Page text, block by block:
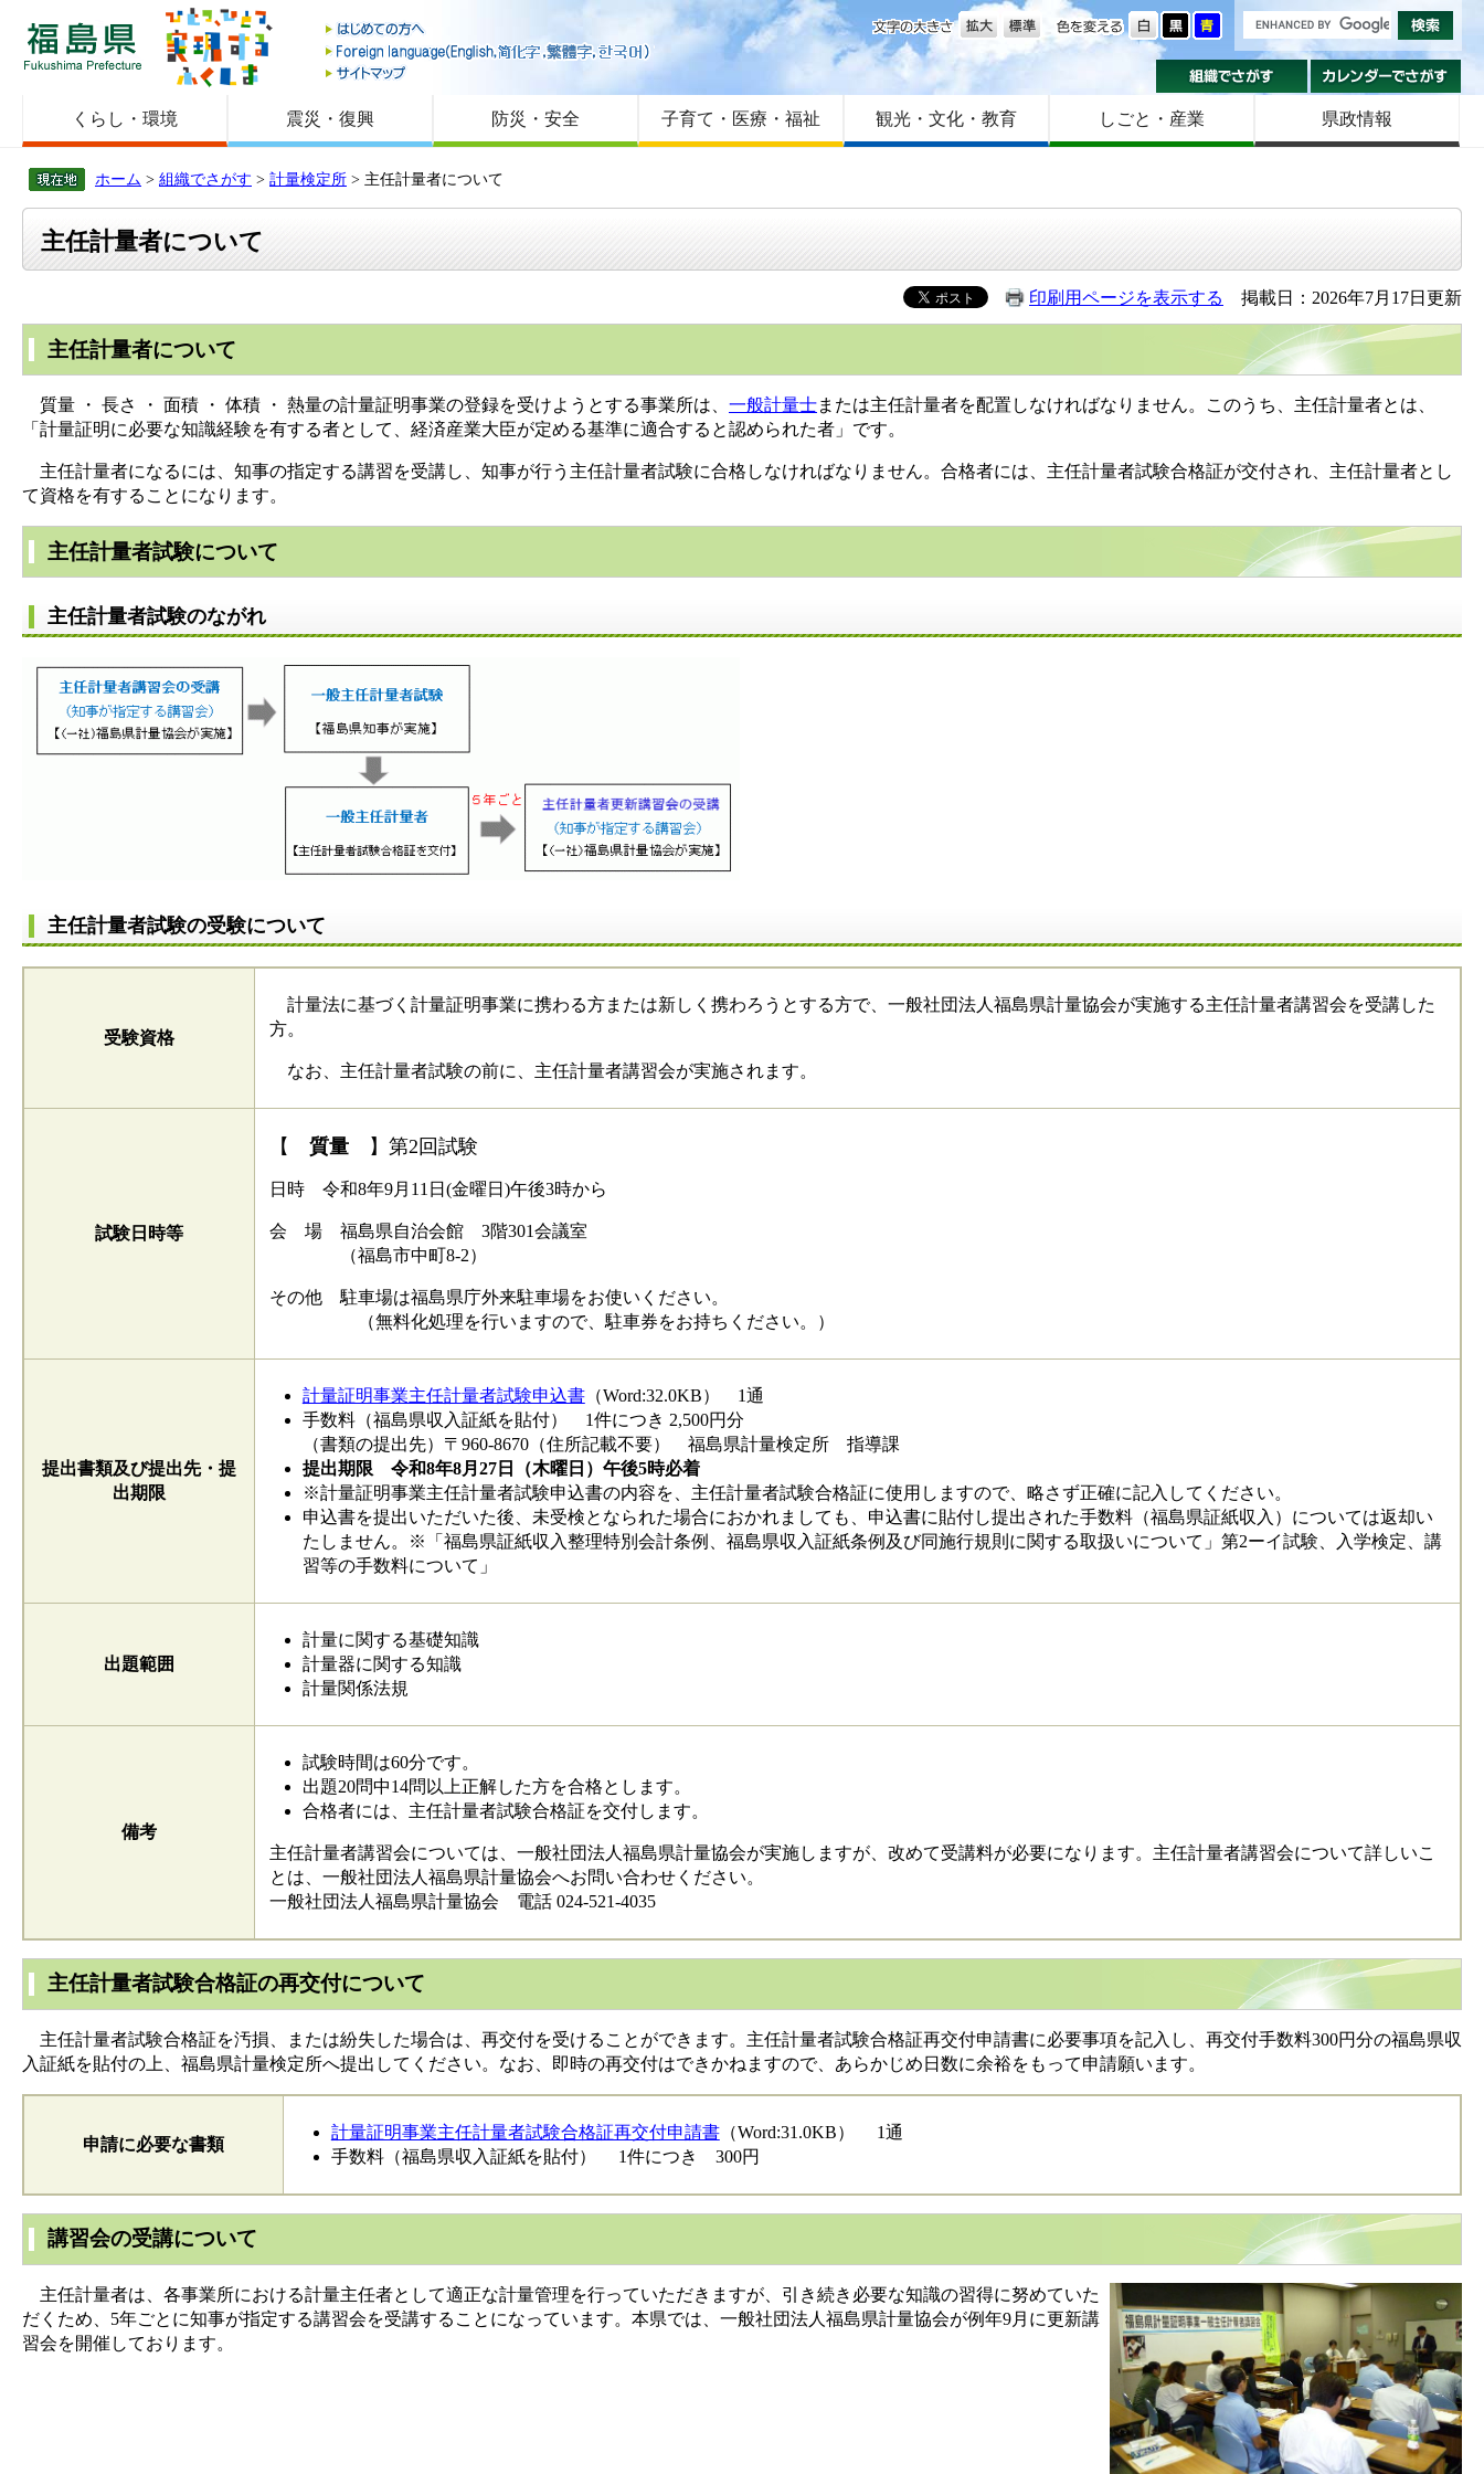
福島県
はじめての方へ
Foreign language
サイトマップ
色を変える
文字の大きさ
組織でさがす
くらし・環境 震災・復興 防災・安全 子育て・医療・福祉 観光・文化・教育 しごと・産業 県政情報
ホーム > 組織でさがす > 計量検定所 > 主任計量者について
主任計量者について
印刷用ページを表示する 掲載日：2026年7月17日更新
主任計量者について
質量 ・ 長さ ・ 面積 ・ 体積 ・ 熱量の計量証明事業の登録を受けようとする事業所は、 一般計量士または主任計量者を配置しなければなりません。このうち、主任計量者とは、
「計量証明に必要な知識経験を有する者として、経済産業大臣が定める基準に適合すると認められた者」です。
主任計量者になるには、知事の指定する講習を受講し、知事が行う主任計量者試験に合格しなければなりません。合格者には、主任計量者試験合格証が交付され、主任計量者とし
て資格を有することになります。
主任計量者試験について
主任計量者試験のながれ
主任計量者試験の受験について
受験資格
計量法に基づく計量証明事業に携わる方または新しく携わろうとする方で、一般社団法人福島県計量協会が実施する主任計量者講習会を受講した
方。
なお、主任計量者試験の前に、主任計量者講習会が実施されます。
試験日時等
【 質量 】第2回試験
日時 令和8年9月11日(金曜日)午後3時から
会 場 福島県自治会館 3階301会議室
（福島市中町8-2）
その他 駐車場は福島県庁外来駐車場をお使いください。
（無料化処理を行いますので、駐車券をお持ちください。）
提出書類及び提出先・提
出期限
計量証明事業主任計量者試験申込書（Word:32.0KB） 1通
手数料（福島県収入証紙を貼付） 1件につき 2,500円分
（書類の提出先）〒960-8670（住所記載不要） 福島県計量検定所 指導課
提出期限 令和8年8月27日（木曜日）午後5時必着
※計量証明事業主任計量者試験申込書の内容を、主任計量者試験合格証に使用しますので、略さず正確に記入してください。
申込書を提出いただいた後、未受検となられた場合におかれましても、申込書に貼付し提出された手数料（福島県証紙収入）については返却い
たしません。※「福島県証紙収入整理特別会計条例、福島県収入証紙条例及び同施行規則に関する取扱いについて」第2ーイ試験、入学検定、講
習等の手数料について」
出題範囲
計量に関する基礎知識
計量器に関する知識
計量関係法規
備考
試験時間は60分です。
出題20問中14問以上正解した方を合格とします。
合格者には、主任計量者試験合格証を交付します。
主任計量者講習会については、一般社団法人福島県計量協会が実施しますが、改めて受講料が必要になります。主任計量者講習会について詳しいこ
とは、一般社団法人福島県計量協会へお問い合わせください。
一般社団法人福島県計量協会 電話 024-521-4035
主任計量者試験合格証の再交付について
主任計量者試験合格証を汚損、または紛失した場合は、再交付を受けることができます。主任計量者試験合格証再交付申請書に必要事項を記入し、再交付手数料300円分の福島県収
入証紙を貼付の上、福島県計量検定所へ提出してください。なお、即時の再交付はできかねますので、あらかじめ日数に余裕をもって申請願います。
申請に必要な書類
計量証明事業主任計量者試験合格証再交付申請書（Word:31.0KB） 1通
手数料（福島県収入証紙を貼付） 1件につき 300円
講習会の受講について
主任計量者は、各事業所における計量主任者として適正な計量管理を行っていただきますが、引き続き必要な知識の習得に努めていた
だくため、5年ごとに知事が指定する講習会を受講することになっています。本県では、一般社団法人福島県計量協会が例年9月に更新講
習会を開催しております。